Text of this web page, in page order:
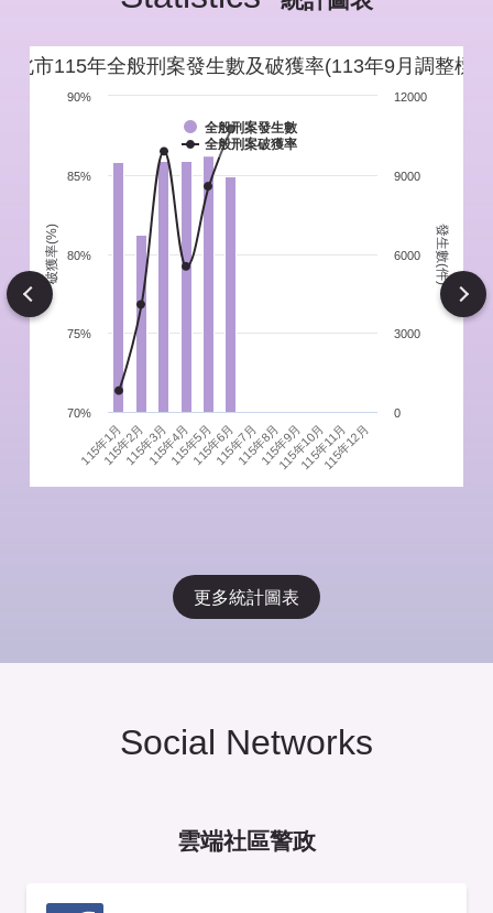
警政性別統計
警政統計通報
警政統計懶人包
破獲率(%) 發生數(件)
北市115年全般刑案發生數及破獲率(113年9月調整標
全般刑案發生數
全般刑案破獲率
115年1月
115年2月115年3月115年4月115年5月115年6月115年7月115年8月115年9月
115年10月
115年11月
115年12月
70%
75%
80%
85%
90%
0
3000
6000
9000
12000
更多統計圖表
Social Networks
雲端社區警政